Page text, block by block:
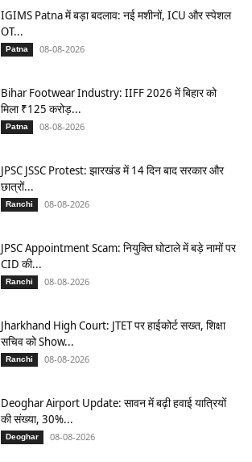
IGIMS Patna में बड़ा बदलाव: नई मशीनों, ICU और स्पेशल
OT...
Patna 08-08-2026
Bihar Footwear Industry: IIFF 2026 में बिहार को
मिला ₹125 करोड़...
Patna 08-08-2026
JPSC JSSC Protest: झारखंड में 14 दिन बाद सरकार और
छात्रों...
Ranchi 08-08-2026
JPSC Appointment Scam: नियुक्ति घोटाले में बड़े नामों पर
CID की...
Ranchi 08-08-2026
Jharkhand High Court: JTET पर हाईकोर्ट सख्त, शिक्षा
सचिव को Show...
Ranchi 08-08-2026
Deoghar Airport Update: सावन में बढ़ी हवाई यात्रियों
की संख्या, 30%...
Deoghar 08-08-2026